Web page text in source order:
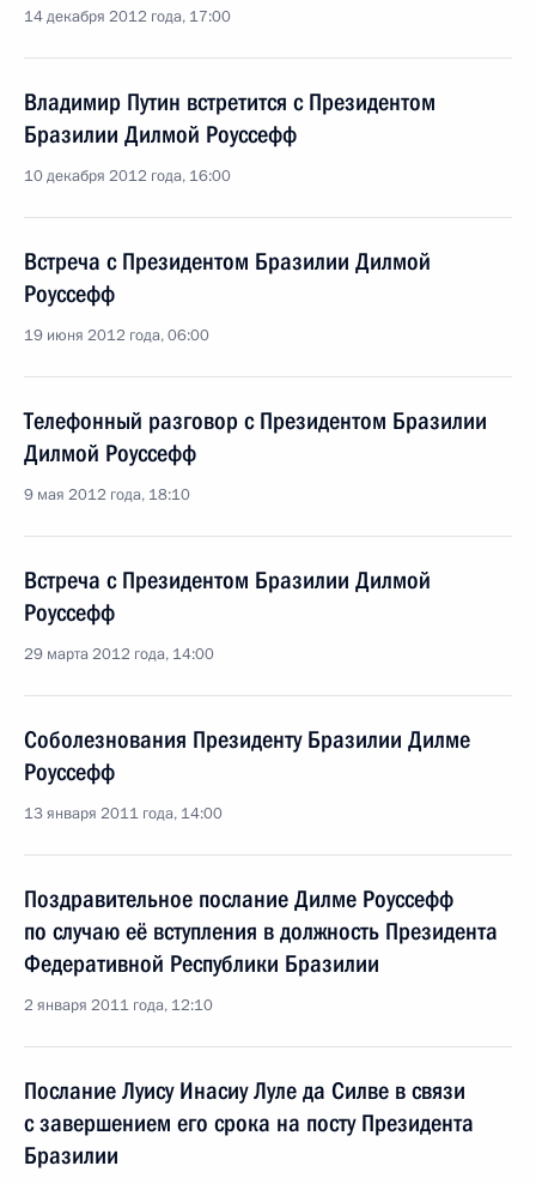
14 декабря 2012 года, 17:00
Владимир Путин встретится с Президентом
Бразилии Дилмой Роуссефф
10 декабря 2012 года, 16:00
Встреча с Президентом Бразилии Дилмой
Роуссефф
19 июня 2012 года, 06:00
Телефонный разговор с Президентом Бразилии
Дилмой Роуссефф
9 мая 2012 года, 18:10
Встреча с Президентом Бразилии Дилмой
Роуссефф
29 марта 2012 года, 14:00
Соболезнования Президенту Бразилии Дилме
Роуссефф
13 января 2011 года, 14:00
Поздравительное послание Дилме Роуссефф
по случаю её вступления в должность Президента
Федеративной Республики Бразилии
2 января 2011 года, 12:10
Послание Луису Инасиу Луле да Силве в связи
с завершением его срока на посту Президента
Бразилии